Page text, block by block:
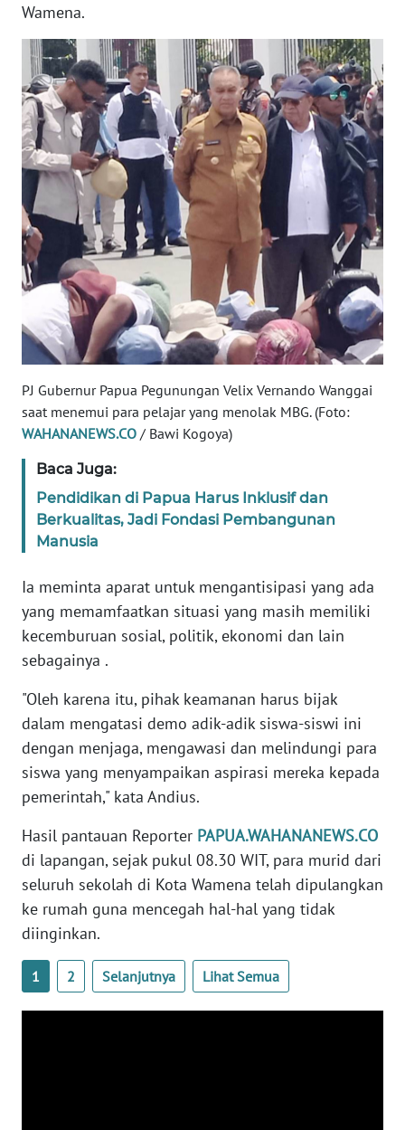
Wamena.
PJ Gubernur Papua Pegunungan Velix Vernando Wanggai
saat menemui para pelajar yang menolak MBG. (Foto:
WAHANANEWS.CO / Bawi Kogoya)
Baca Juga:
Pendidikan di Papua Harus Inklusif dan
Berkualitas, Jadi Fondasi Pembangunan
Manusia
Ia meminta aparat untuk mengantisipasi yang ada
yang memamfaatkan situasi yang masih memiliki
kecemburuan sosial, politik, ekonomi dan lain
sebagainya .
"Oleh karena itu, pihak keamanan harus bijak
dalam mengatasi demo adik-adik siswa-siswi ini
dengan menjaga, mengawasi dan melindungi para
siswa yang menyampaikan aspirasi mereka kepada
pemerintah," kata Andius.
Hasil pantauan Reporter PAPUA.WAHANANEWS.CO
di lapangan, sejak pukul 08.30 WIT, para murid dari
seluruh sekolah di Kota Wamena telah dipulangkan
ke rumah guna mencegah hal-hal yang tidak
diinginkan.
1 2 Selanjutnya Lihat Semua
WN
BANTEN
WN
NTT
WN
PAPUA
WN
PAPUA
BARAT
RIAU
WN
SERAMBI
WN
SULTRA
WN
NTB
SULTENG
WN
WN
BABEL
WN
SUMBAR